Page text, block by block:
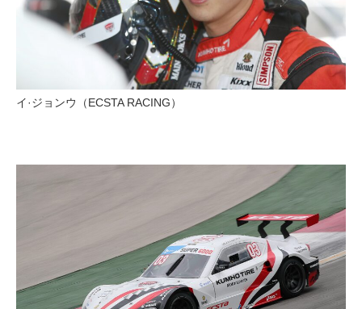
イ·ジョンウ（ECSTA RACING）